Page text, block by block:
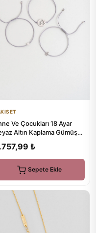
Ve Çocukları 18 Ayar
Altın Kaplama Gümüş
₺
Sepete Ekle